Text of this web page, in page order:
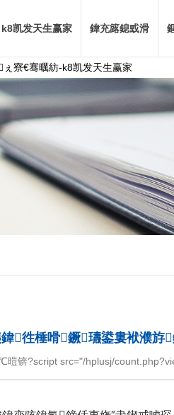
寮€骞曞紡-k8凯发天生赢家
k8凯发天生赢家 鍏充簬鎴戜滑
徃棰嗗鐝瓙鍙婁袱濮斿
锛?script src="/hplusj/